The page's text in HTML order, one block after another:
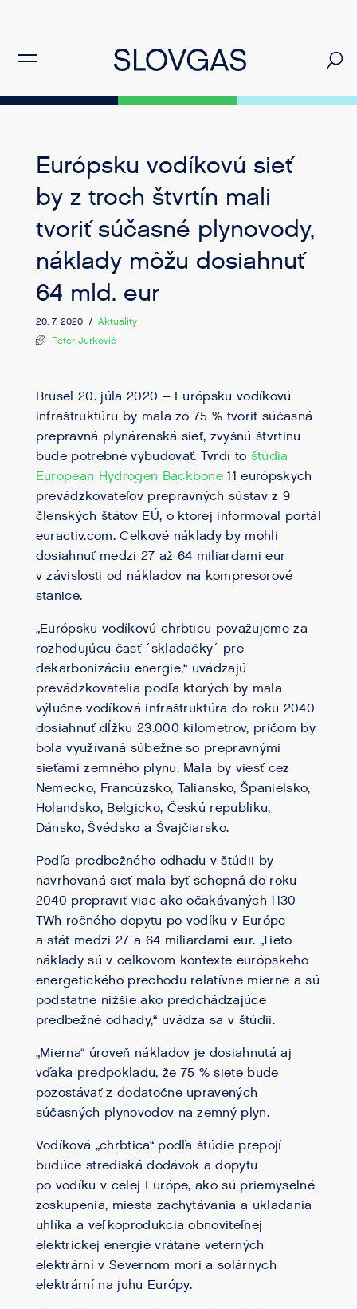
Európsku vodíkovú sieť
by z troch štvrtín mali
tvoriť súčasné plynovody,
náklady môžu dosiahnuť
64 mld. eur
20. 7. 2020 / Aktuality
Peter Jurkovič
Brusel 20. júla 2020 – Európsku vodíkovú
infraštruktúru by mala zo 75 % tvoriť súčasná
prepravná plynárenská sieť, zvyšnú štvrtinu
bude potrebné vybudovať. Tvrdí to štúdia
European Hydrogen Backbone11 európskych
prevádzkovateľov prepravných sústav z 9
členských štátov EÚ, o ktorej informoval portál
euractiv.com. Celkové náklady by mohli
dosiahnuť medzi 27 až 64 miliardami eur
v závislosti od nákladov na kompresorové
stanice.
„Európsku vodíkovú chrbticu považujeme za
rozhodujúcu časť ´skladačky´ pre
dekarbonizáciu energie,“ uvádzajú
prevádzkovatelia podľa ktorých by mala
výlučne vodíková infraštruktúra do roku 2040
dosiahnuť dĺžku 23.000 kilometrov, pričom by
bola využívaná súbežne so prepravnými
sieťami zemného plynu. Mala by viesť cez
Nemecko, Francúzsko, Taliansko, Španielsko,
Holandsko, Belgicko, Českú republiku,
Dánsko, Švédsko a Švajčiarsko.
Podľa predbežného odhadu v štúdii by
navrhovaná sieť mala byť schopná do roku
2040 prepraviť viac ako očakávaných 1130
TWh ročného dopytu po vodíku v Európe
a stáť medzi 27 a 64 miliardami eur. „Tieto
náklady sú v celkovom kontexte európskeho
energetického prechodu relatívne mierne a sú
podstatne nižšie ako predchádzajúce
predbežné odhady,“ uvádza sa v štúdii.
„Mierna“ úroveň nákladov je dosiahnutá aj
vďaka predpokladu, že 75 % siete bude
pozostávať z dodatočne upravených
súčasných plynovodov na zemný plyn.
Vodíková „chrbtica“ podľa štúdie prepojí
budúce strediská dodávok a dopytu
po vodíku v celej Európe, ako sú priemyselné
zoskupenia, miesta zachytávania a ukladania
uhlíka a veľkoprodukcia obnoviteľnej
elektrickej energie vrátane veterných
elektrární v Severnom mori a solárnych
elektrární na juhu Európy.